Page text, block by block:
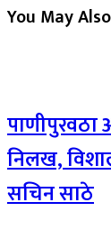
You May
निलख,
सचिन साठे